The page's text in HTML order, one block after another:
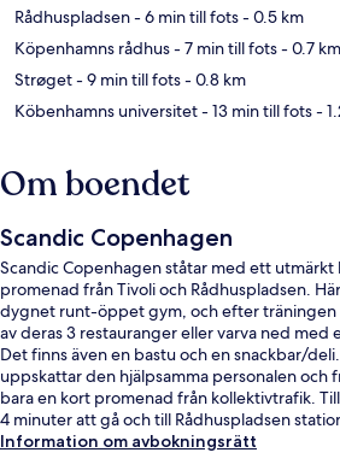
Rådhuspladsen- 6 min till fots- 0.5 km
Köpenhamns rådhus- 7 min till fots- 0.7 km
Strøget- 9 min till fots- 0.8 km
Köbenhamns universitet- 13 min till fots-
Om boendet
Scandic Copenhagen
Scandic Copenhagen ståtar med ett utmärkt
promenad från Tivoli och Rådhuspladsen.
dygnet runt-öppet gym, och efter träningen
av deras 3 restauranger eller varva ned med
Det finns även en bastu och en snackbar/
uppskattar den hjälpsamma personalen
bara en kort promenad från kollektivtrafik.
4 minuter att gå och till Rådhuspladsen
Information om avbokningsrätt